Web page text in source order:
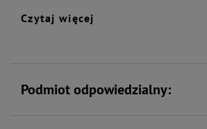
Czytaj więcej
Podmiot odpowiedzialny: